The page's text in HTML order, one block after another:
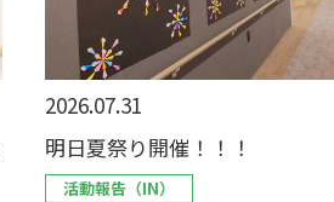
2026.07.31
明日夏祭り開催！！！
活動報告（IN）